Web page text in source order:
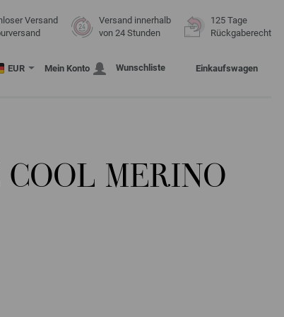
Versand
Versand innerhalb
von 24 Stunden
125 Tage
Rückgaberecht
EUR Mein Konto Wunschliste Einkaufswagen
COOL MERINO